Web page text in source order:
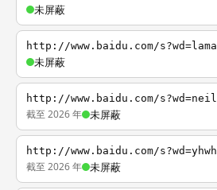
未屏蔽
http://www.baidu.com/s?wd=lama
未屏蔽
http://www.baidu.com/s?wd=neil
截至 2026 年 未屏蔽
http://www.baidu.com/s?wd=yhwh
截至 2026 年 未屏蔽